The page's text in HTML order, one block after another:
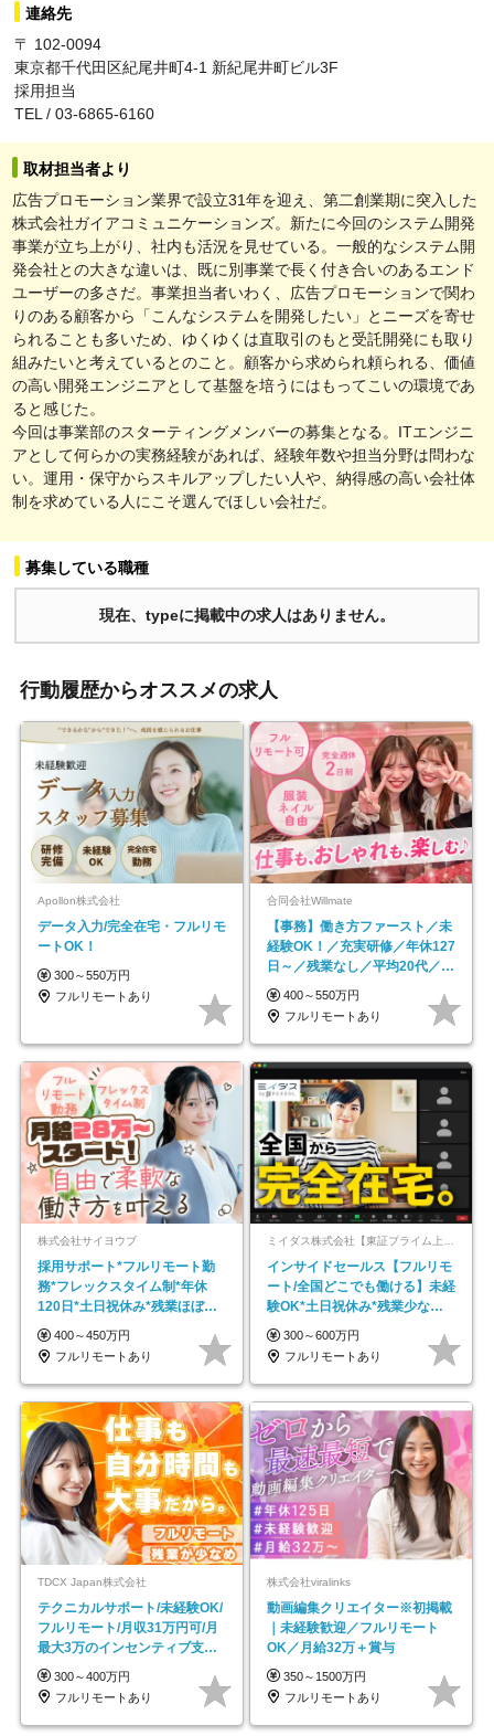
連絡先
〒 102-0094
東京都千代田区紀尾井町4-1 新紀尾井町ビル3F
採用担当
TEL / 03-6865-6160
取材担当者より
広告プロモーション業界で設立31年を迎え、第二創業期に突入した
株式会社ガイアコミュニケーションズ。新たに今回のシステム開発
事業が立ち上がり、社内も活況を見せている。一般的なシステム開
発会社との大きな違いは、既に別事業で長く付き合いのあるエンド
ユーザーの多さだ。事業担当者いわく、広告プロモーションで関わ
りのある顧客から「こんなシステムを開発したい」とニーズを寄せ
られることも多いため、ゆくゆくは直取引のもと受託開発にも取り
組みたいと考えているとのこと。顧客から求められ頼られる、価値
の高い開発エンジニアとして基盤を培うにはもってこいの環境であ
ると感じた。
今回は事業部のスターティングメンバーの募集となる。ITエンジニ
アとして何らかの実務経験があれば、経験年数や担当分野は問わな
い。運用・保守からスキルアップしたい人や、納得感の高い会社体
制を求めている人にこそ選んでほしい会社だ。
募集している職種
現在、typeに掲載中の求人はありません。
行動履歴からオススメの求人
Apollon株式会社
データ入力/完全在宅・フルリモ
ートOK！
300～550万円
フルリモートあり
合同会社Willmate
【事務】働き方ファースト／未
経験OK！／充実研修／年休127
日～／残業なし／平均20代／リ
モートOK
400～550万円
フルリモートあり
株式会社サイヨウブ
採用サポート*フルリモート勤
務*フレックスタイム制*年休
120日*土日祝休み*残業ほぼな
し*育児中社員8割以上
400～450万円
フルリモートあり
ミイダス株式会社【東証プライム上場パーソルグループ】
インサイドセールス【フルリモ
ート/全国どこでも働ける】未経
験OK*土日祝休み*残業少なめ*
在宅勤務手当あり
300～600万円
フルリモートあり
TDCX Japan株式会社
テクニカルサポート/未経験OK/
フルリモート/月収31万円可/月
最大3万のインセンティブ支給/
平均年齢33歳
300～400万円
フルリモートあり
株式会社viralinks
動画編集クリエイター※初掲載
｜未経験歓迎／フルリモート
OK／月給32万＋賞与
350～1500万円
フルリモートあり